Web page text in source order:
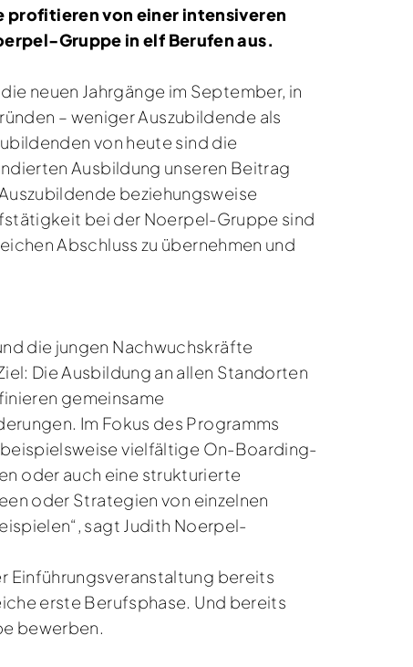
profitieren von einer intensiveren
Gruppe in elf Berufen aus.
neuen Jahrgänge im September, in
– weniger Auszubildende als
von heute sind die
Ausbildung unseren Beitrag
beziehungsweise
bei der Noerpel-Gruppe sind
Abschluss zu übernehmen und
die jungen Nachwuchskräfte
Die Ausbildung an allen Standorten
gemeinsame
Im Fokus des Programms
vielfältige On-Boarding-
oder auch eine strukturierte
oder Strategien von einzelnen
sagt Judith Noerpel-
Einführungsveranstaltung bereits
erste Berufsphase. Und bereits
bewerben.